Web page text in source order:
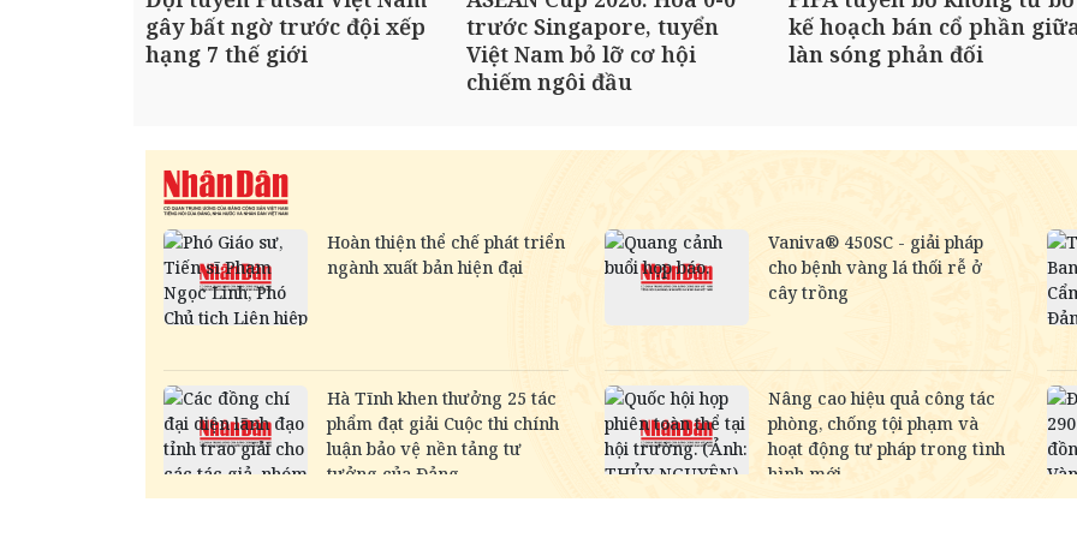
gây bất ngờ trước đội xếp
hạng 7 thế giới
trước Singapore, tuyển
Việt Nam bỏ lỡ cơ hội
chiếm ngôi đầu
kế hoạch bán cổ phần
làn sóng phản đối